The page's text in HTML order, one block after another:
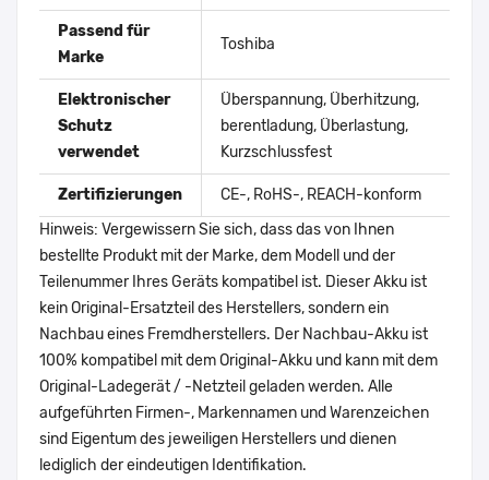
Passend für
Marke
Toshiba
Elektronischer
Schutz
verwendet
Überspannung, Überhitzung,
berentladung, Überlastung,
Kurzschlussfest
Zertifizierungen
CE-, RoHS-, REACH-konform
Hinweis: Vergewissern Sie sich, dass das von Ihnen
bestellte Produkt mit der Marke, dem Modell und der
Teilenummer Ihres Geräts kompatibel ist. Dieser Akku ist
kein Original-Ersatzteil des Herstellers, sondern ein
Nachbau eines Fremdherstellers. Der Nachbau-Akku ist
100% kompatibel mit dem Original-Akku und kann mit dem
Original-Ladegerät / -Netzteil geladen werden. Alle
aufgeführten Firmen-, Markennamen und Warenzeichen
sind Eigentum des jeweiligen Herstellers und dienen
lediglich der eindeutigen Identifikation.